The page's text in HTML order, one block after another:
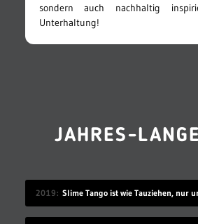
sondern auch nachhaltig
Unterhaltung!
JAHRES-
2019